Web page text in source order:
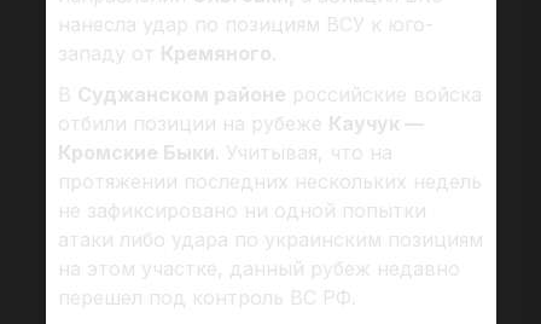
нанесла удар по позициям ВСУ к юго-
западу от Кремяного.
В Суджанском районе российские войска
отбили позиции на рубеже Каучук —
Кромские Быки. Учитывая, что на
протяжении последних нескольких недель
не зафиксировано ни одной попытки
атаки либо удара по украинским позициям
на этом участке, данный рубеж недавно
перешел под контроль ВС РФ.